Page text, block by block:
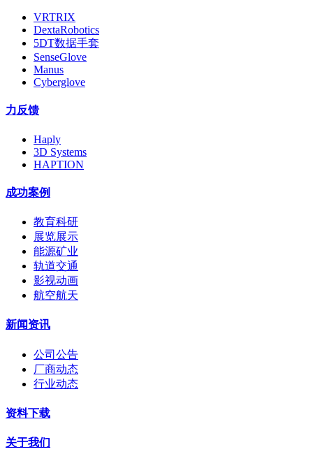
VRTRIX
DextaRobotics
5DT数据手套
SenseGlove
Manus
Cyberglove
力反馈
Haply
3D Systems
HAPTION
成功案例
教育科研
展览展示
能源矿业
轨道交通
影视动画
航空航天
新闻资讯
公司公告
厂商动态
行业动态
资料下载
关于我们